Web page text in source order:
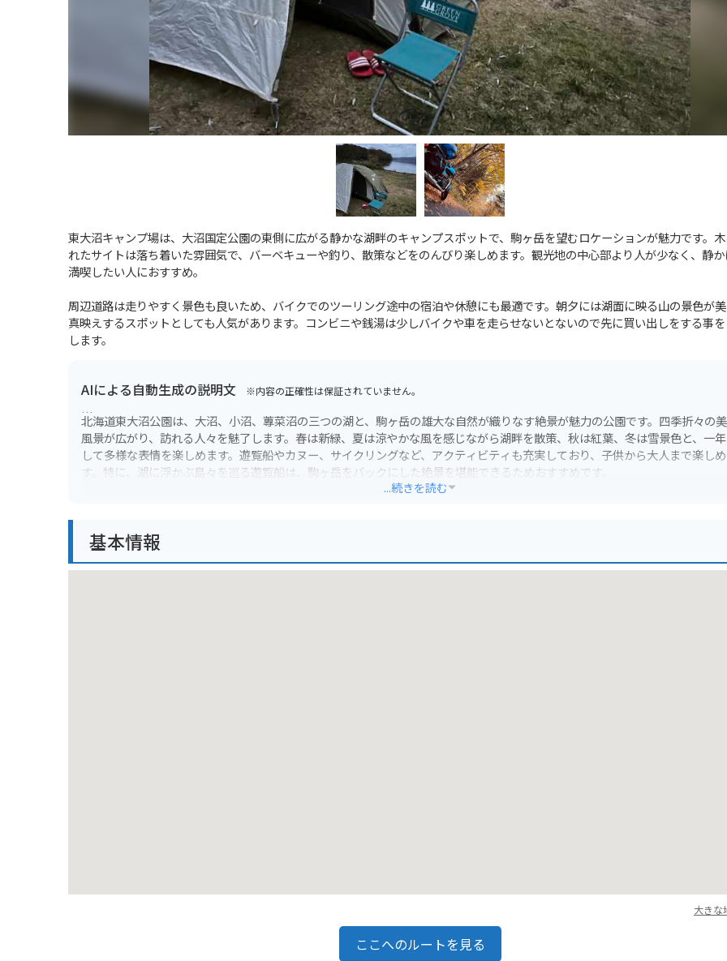
東大沼キャンプ場は、大沼国定公園の東側に広がる静かな湖畔のキャンプスポットで、駒ヶ岳を望むロケーションが魅力です。
れたサイトは落ち着いた雰囲気で、バーベキューや釣り、散策などをのんびり楽しめます。観光地の中心部より人が少なく、静
満喫したい人におすすめ。
周辺道路は走りやすく景色も良いため、バイクでのツーリング途中の宿泊や休憩にも最適です。朝夕には湖面に映る山の景色が
真映えするスポットとしても人気があります。コンビニや銭湯は少しバイクや車を走らせないとないので先に買い出しをする事
します。
AIによる自動生成の説明文 ※内容の正確性は保証されていません。
北海道東大沼公園は、大沼、小沼、蓴菜沼の三つの湖と、駒ヶ岳の雄大な自然が織りなす絶景が魅力の公園です。四季折々の
風景が広がり、訪れる人々を魅了します。春は新緑、夏は涼やかな風を感じながら湖畔を散策、秋は紅葉、冬は雪景色と、一
して多様な表情を楽しめます。遊覧船やカヌー、サイクリングなど、アクティビティも充実しており、子供から大人まで楽し
す。特に、湖に浮かぶ島々を巡る遊覧船は、駒ヶ岳をバックにした絶景を堪能できるためおすすめです。
お店もたくさんあります。地元の食材を使った料理や、北海道ならではの海の幸を味わうことができます。
大沼公園周辺には、地元の名産品も豊富です。大沼牛を使った料理や、新鮮な野菜、乳製品など、美味しいものがたくさんあ
...続きを読む
基本情報
大きな
ここへのルートを見る